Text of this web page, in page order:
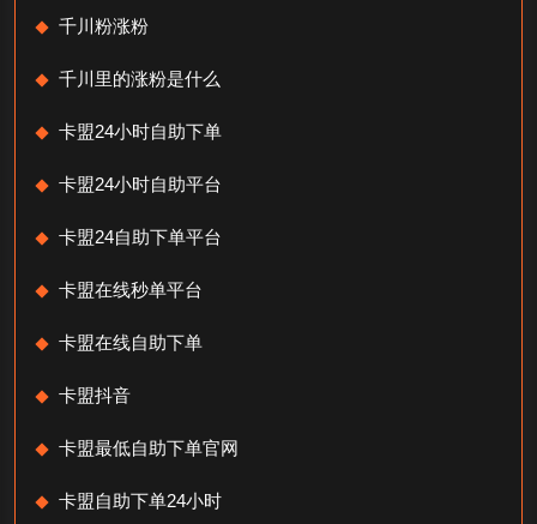
千川粉涨粉
千川里的涨粉是什么
卡盟24小时自助下单
卡盟24小时自助平台
卡盟24自助下单平台
卡盟在线秒单平台
卡盟在线自助下单
卡盟抖音
卡盟最低自助下单官网
卡盟自助下单24小时